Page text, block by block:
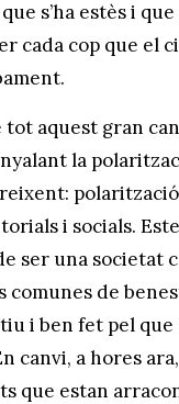
s’ha estès i
cada cop que el
aquest gran
la
i socials.
ser una societat
comunes de
i ben fet pel que
canvi, a hores
que estan